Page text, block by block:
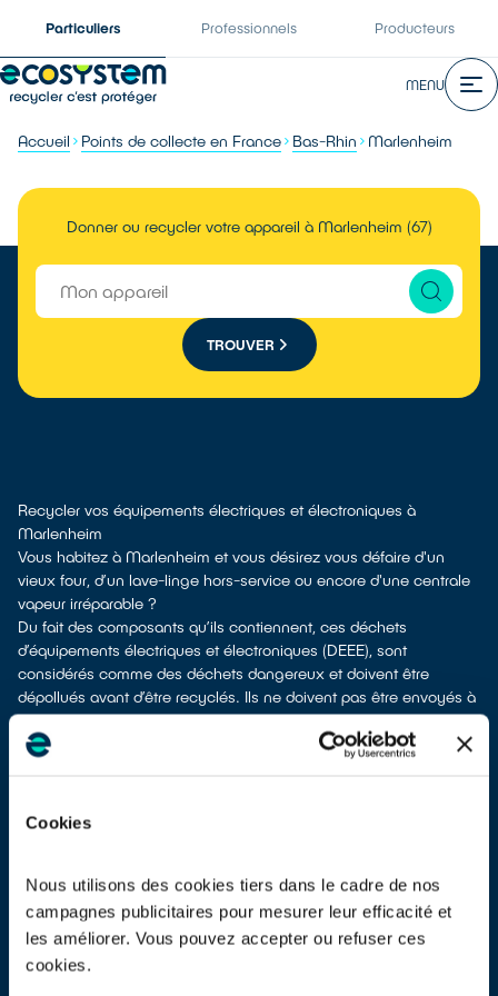
Cookies
Nous utilisons des cookies tiers dans le cadre de nos
campagnes publicitaires pour mesurer leur efficacité et
les améliorer. Vous pouvez accepter ou refuser ces
cookies.
Particuliers Professionnels Producteurs
MENU
Accueil Points de collecte en France Bas-Rhin Marlenheim
Donner ou recycler votre appareil à Marlenheim (67)
TROUVER
Recycler vos équipements électriques et électroniques à
Marlenheim
Vous habitez à Marlenheim et vous désirez vous défaire d'un
vieux four, d’un lave-linge hors-service ou encore d'une centrale
vapeur irréparable ?
Du fait des composants qu’ils contiennent, ces déchets
d’équipements électriques et électroniques (DEEE), sont
considérés comme des déchets dangereux et doivent être
dépollués avant d’être recyclés. Ils ne doivent pas être envoyés à
la poubelle en mélange avec d’autres déchets tels que les
emballages ménagers, le mobilier usagé, les ordures ménagères,
recyclage pour vous défaire de vos vieux équipements
les donner à une associationsi votre équipement est en état de
marche ou réparable
les déposer en déchetterie
reprendre au moment de la livraison
appareil